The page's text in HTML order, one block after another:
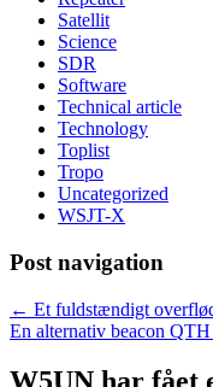
Satellit
Science
SDR
Software
Technical article
Technology
Toplist
Tropo
Uncategorized
WSJT-X
Post navigation
← Et fuldstændigt
En alternativ beacon